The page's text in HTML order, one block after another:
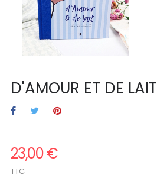
D'AMOUR ET DE LAIT
23,00 €
TTC